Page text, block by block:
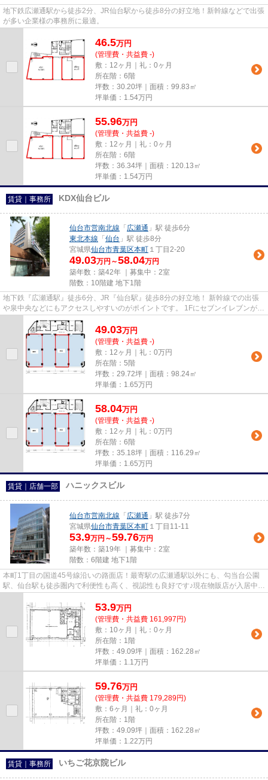
地下鉄広瀬通駅から徒歩2分、JR仙台駅から徒歩8分の好立地！新幹線などで出張
が多い企業様の事務所に最適。
46.5万円
(管理費・共益費 -)
敷：12ヶ月｜礼：0ヶ月
所在階：6階
坪数：30.20坪｜面積：99.83㎡
坪単価： 1.54万円
55.96万円
(管理費・共益費 -)
敷：12ヶ月｜礼：0ヶ月
所在階：6階
坪数：36.34坪｜面積：120.13㎡
坪単価： 1.54万円
賃貸｜事務所 KDX仙台ビル
仙台市営南北線 「 広瀬通 」駅 徒歩6分
東北本線 「 仙台 」駅 徒歩8分
宮城県仙台市青葉区本町 １丁目2-20
49.03万円～58.04万円
築年数：築42年 ｜募集中： 2室
階数：10階建 地下1階
地下鉄『広瀬通駅』徒歩6分、JR『仙台駅』徒歩8分の好立地！ 新幹線での出張
や泉中央などにもアクセスしやすいのがポイントです。 1Fにセブンイレブンが入
っており、お昼休みも買い物...
49.03万円
(管理費・共益費 -)
敷：12ヶ月｜礼：0万円
所在階：5階
坪数：29.72坪｜面積：98.24㎡
坪単価： 1.65万円
58.04万円
(管理費・共益費 -)
敷：12ヶ月｜礼：0万円
所在階：6階
坪数：35.18坪｜面積：116.29㎡
坪単価： 1.65万円
賃貸｜店舗一部 ハニックスビル
仙台市営南北線 「 広瀬通 」駅 徒歩7分
宮城県仙台市青葉区本町 １丁目11-11
53.9万円～59.76万円
築年数：築19年 ｜募集中： 2室
階数：6階建 地下1階
本町1丁目の国道45号線沿いの路面店！最寄駅の広瀬通駅以外にも、勾当台公園
駅、仙台駅も徒歩圏内で利便性も高く、視認性も良好です♪現在物販店が入居中で
53.9万円
(管理費・共益費 161,997円)
敷：10ヶ月｜礼：0ヶ月
所在階：1階
坪数：49.09坪｜面積：162.28㎡
坪単価： 1.1万円
59.76万円
(管理費・共益費 179,289円)
敷：6ヶ月｜礼：0ヶ月
所在階：1階
坪数：49.09坪｜面積：162.28㎡
坪単価： 1.22万円
賃貸｜事務所 いちご花京院ビル